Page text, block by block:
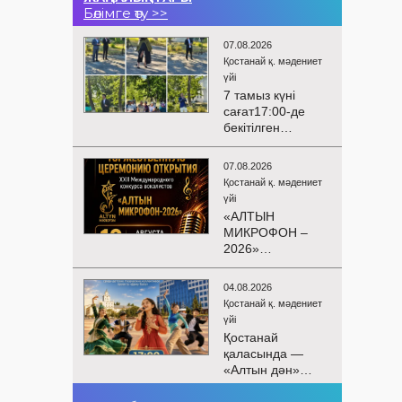
Бөлімге өту >>
07.08.2026
Қостанай қ. мәдениет
үйі
7 тамыз күні
сағат17:00-де
бекітілген
жоспарға және
KPI
көрсеткіштерін
орындау аясында
«Таза Қазақстан»
экологиялық
акциясына
арналған көшпелі
концерт
Меңдіқара
ауданының
Красная Пресня
ауылында
өткізілді
07.08.2026
Қостанай қ. мәдениет
үйі
«АЛТЫН
МИКРОФОН –
2026»
БАЙҚАУЫНЫҢ
САЛТАНАТТЫ
АШЫЛУЫ
Сіздерді
вокалистердің
«Алтын
микрофон –
2026» XXII
04.08.2026
Қостанай қ. мәдениет
үйі
Қостанай
қаласында —
«Алтын дән»
балалар